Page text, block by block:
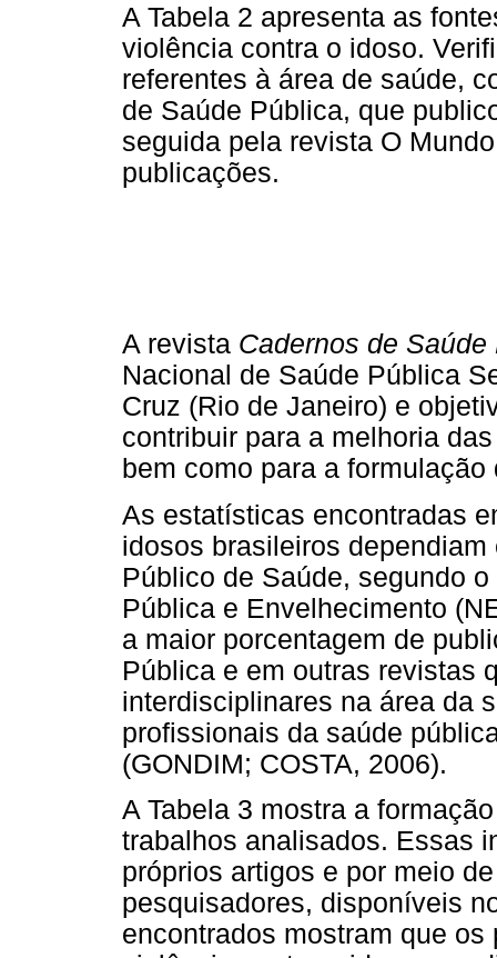
A Tabela 2 apresenta as
violência contra o idoso.
referentes à área de saúde,
de Saúde Pública, que
seguida pela revista O
publicações.
A revista Cadernos de Saúde
Nacional de Saúde Pública
Cruz (Rio de Janeiro) e
contribuir para a melhoria
bem como para a
As estatísticas encontradas
idosos brasileiros
Público de Saúde, segundo
Pública e Envelhecimento
a maior porcentagem de
Pública e em outras revistas
interdisciplinares na área da
profissionais da saúde
(GONDIM; COSTA, 2006).
A Tabela 3 mostra a
trabalhos analisados. Essas
próprios artigos e por meio
pesquisadores, disponíveis
encontrados mostram que